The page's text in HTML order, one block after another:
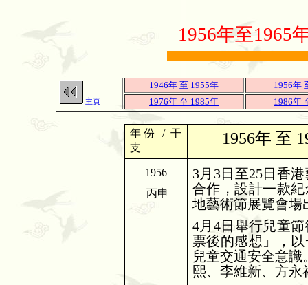
1956年至1965
主頁
1946年 至 1955年
1956年
1976年 至 1985年
1986年
年份 /干
支
1956年 至
1956
丙申
3月 3日至25日香
合作，設計一款
地藝術節展覽會場
4月 4日舉行兒童
票後的感想」，
兒童交通安全意識
熙、李維新、方永